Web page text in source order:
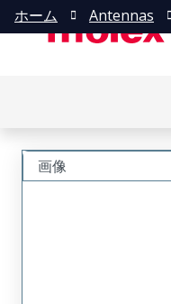
ホーム Antennas
画像